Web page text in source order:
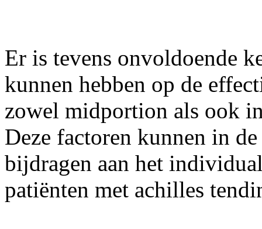
Er is tevens onvoldoende
kunnen hebben op de
zowel midportion als ook
Deze factoren kunnen in
bijdragen aan het
patiënten met achilles